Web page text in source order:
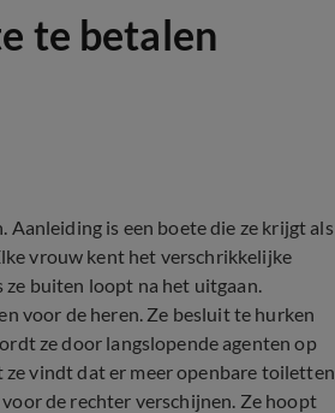
te betalen
is een boete die ze krijgt als
vrouw kent het verschrikkelijke
ze buiten loopt na het uitgaan.
voor de heren. Ze besluit te hurken
ze door langslopende agenten op
vindt dat er meer openbare toiletten
de rechter verschijnen. Ze hoopt